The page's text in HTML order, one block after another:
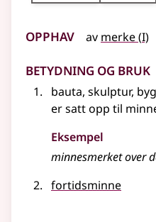
Opphav av merke(1
I)
Betydning og bruk
bauta, skulptur,
er satt opp til
Eksempel
minnesmerketover
fortidsminne